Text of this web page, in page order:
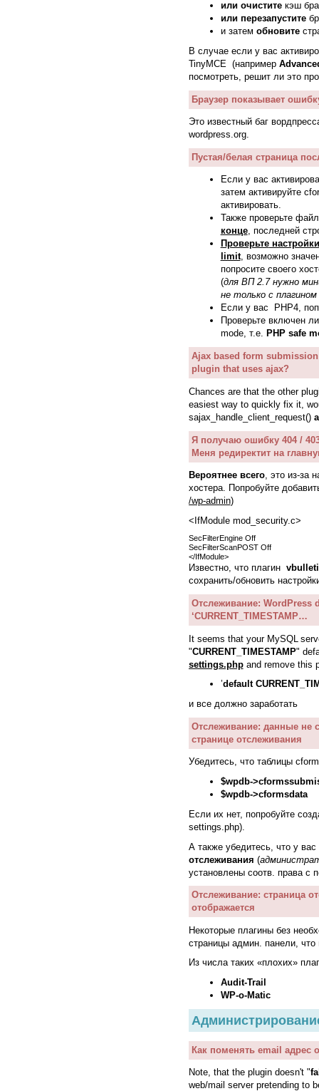
или очистите кэш
или перезапустите
и затем обновите
В случае если у вас
TinyMCE (например
посмотреть, решит ли это
Браузер показывает
Это известный баг
wordpress.org.
Пустая/белая страница
Если у вас
затем активируйте
активировать.
Также проверьте
конце, последней
Проверьте
limit, возможно
попросите своего
(для ВП 2.7 нужно
не только с
Если у вас PHP4,
Проверьте включен
mode, т.е. PHP safe
Ajax based form
plugin that uses ajax?
Chances are that the other
easiest way to quickly fix it,
sajax_handle_client_request()
Я получаю ошибку 404 /
Меня редиректит на
Вероятнее всего, это из-за
хостера. Попробуйте
/wp-admin)
<IfModule mod_security.c>
SecFilterEngine Off
SecFilterScanPOST Off
</IfModule>
Известно, что плагин
сохранить/обновить
Отслеживание: WordPress
‘CURRENT_TIMESTAMP…
It seems that your MySQL
"CURRENT_TIMESTAMP"
settings.phpand remove this
’default
и все должно заработать
Отслеживание: данные не
странице отслеживания
Убедитесь, что таблицы
$wpdb-
$wpdb->cformsdata
Если их нет, попробуйте
settings.php).
А также убедитесь, что у вас
отслеживания (
установлены соотв. права с
Отслеживание: страница
отображается
Некоторые плагины без
страницы админ. панели, что
Из числа таких «плохих»
Audit-Trail
WP-o-Matic
Как поменять email адрес
Note, that the plugin doesn't "
web/mail server pretending to